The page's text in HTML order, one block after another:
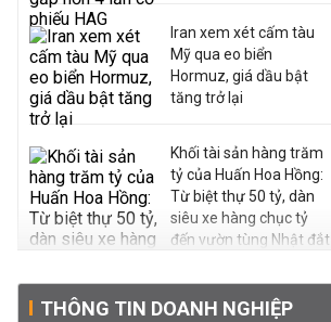
Iran xem xét cấm tàu
Mỹ qua eo biển
Hormuz, giá dầu bật
tăng trở lại
Khối tài sản hàng trăm
tỷ của Huấn Hoa Hồng:
Từ biệt thự 50 tỷ, dàn
siêu xe hàng chục tỷ
đến vườn tùng Nhật đắt
Chứng khoán Mỹ đồng
THÔNG TIN DOANH NGHIỆP